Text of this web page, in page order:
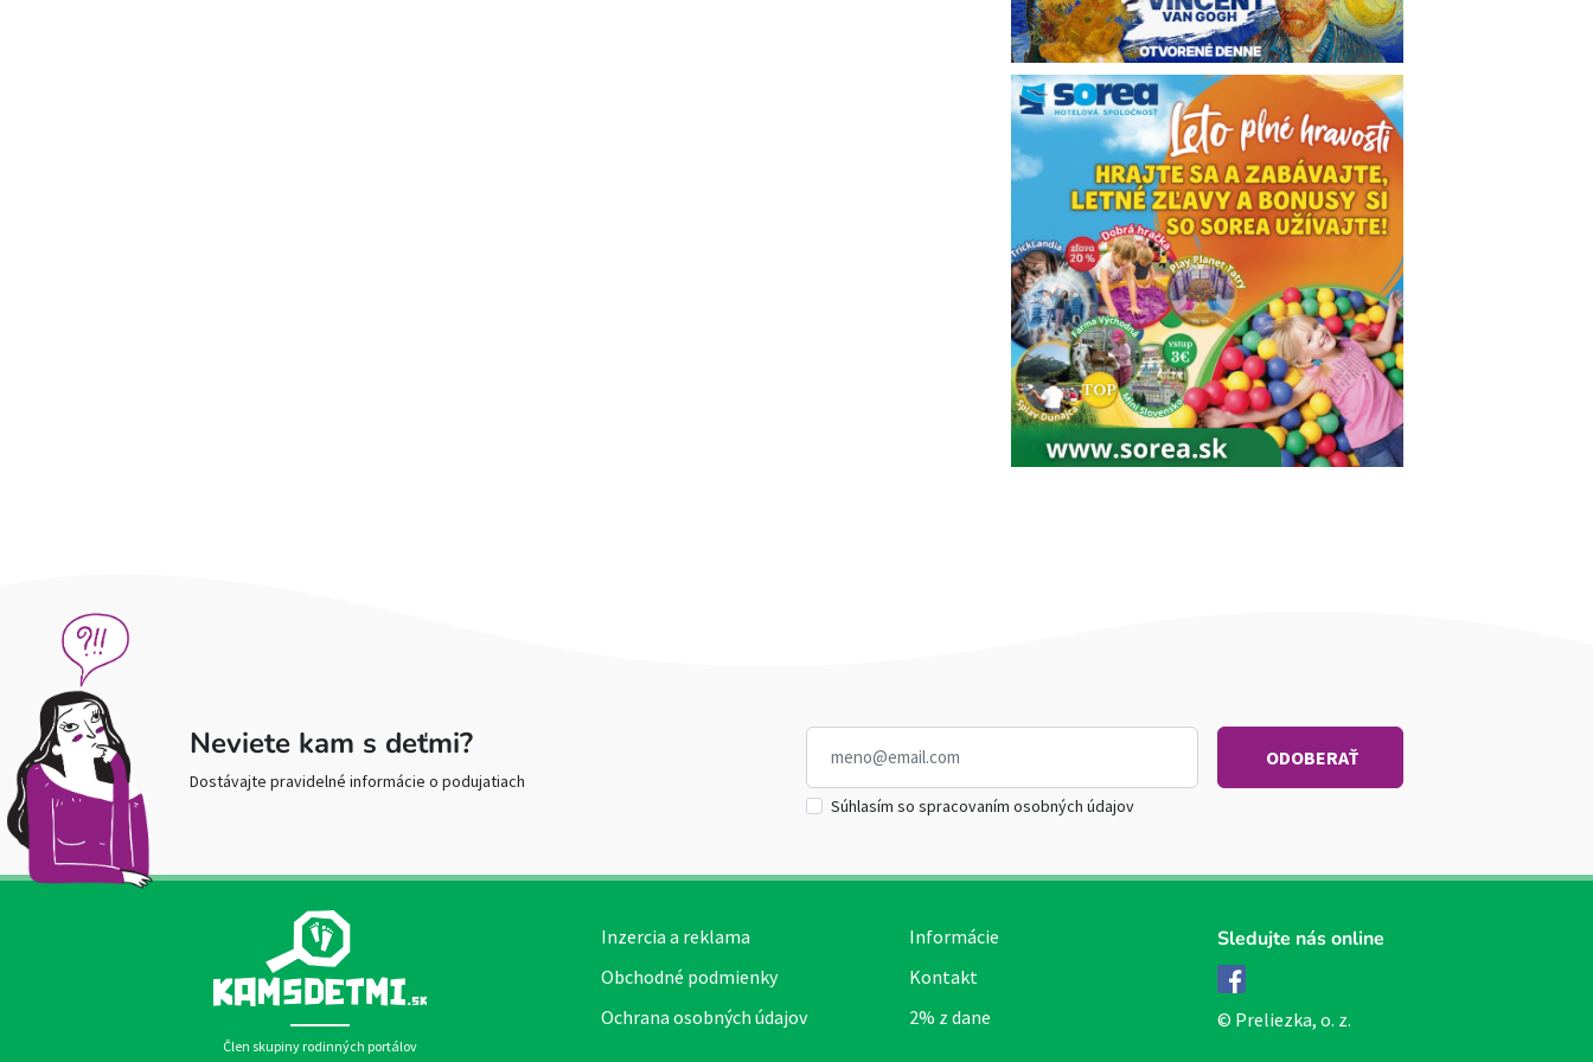
Neviete kam s deťmi?
Dostávajte pravidelné informácie o podujatiach
Súhlasím so spracovaním osobných údajov
Člen skupiny rodinných portálov
Inzercia a reklama
Obchodné podmienky
Ochrana osobných údajov
Informácie
Kontakt
2% z dane
Sledujte nás online
© Preliezka, o. z.